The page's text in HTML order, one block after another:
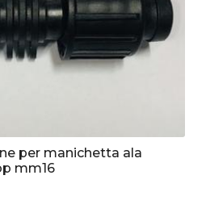
per manichetta ala
mm16